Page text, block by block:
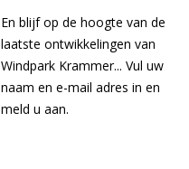
En blijf op de hoogte van de
laatste ontwikkelingen van
Windpark Krammer... Vul uw
naam en e-mail adres in en
meld u aan.